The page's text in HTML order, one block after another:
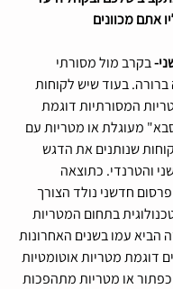
אתם מכוונים
בקרב מול מסורתי
בעוד שיש לקוחות
המסורתיות דוגמת
מעוגלת או מטריות עם
שנותנים את הדגש
והטרנדי. כתוצאה
חדשני נולד הצורך
בתחום המטריות
הביא עמו בשנים האחרונות
דוגמת מטריות אוטומטיות
או מטריות מתהפכות